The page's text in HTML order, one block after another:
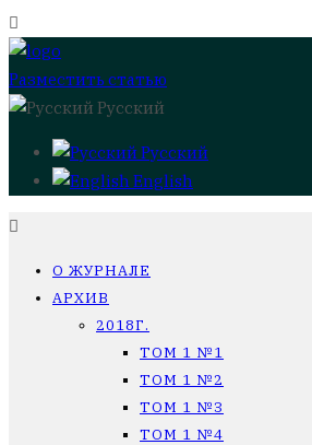
Разместить статью
Русский
Русский
English
О ЖУРНАЛЕ
АРХИВ
2018Г.
ТОМ 1 №1
ТОМ 1 №2
ТОМ 1 №3
ТОМ 1 №4